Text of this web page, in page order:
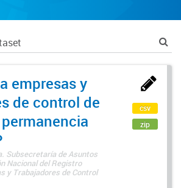
empresas y
de control de
Subsecretaría de Asuntos
Nacional del Registro
y Trabajadores de Control
csv
zip